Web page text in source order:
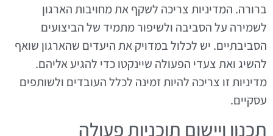
ברורה. המדיניות צריכה לשקף את מחויבות הארגון
לשמירה על הסביבה ולשיפור מתמיד של הביצועים
הסביבתיים. יש לכלול במדויק את היעדים שהארגון שואף
להשיג ואת צעדי הפעולה שיינקטו כדי להגיע אליהם.
מדיניות זו צריכה להיות זמינה לכלל העובדים ולשותפים
עסקיים.
תכנון ויישום תוכניות פעולה